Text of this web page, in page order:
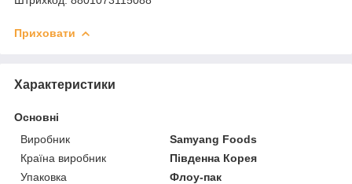
Приховати
Характеристики
Основні
Виробник
Samyang Foods
Країна виробник
Південна Корея
Упаковка
Флоу-пак